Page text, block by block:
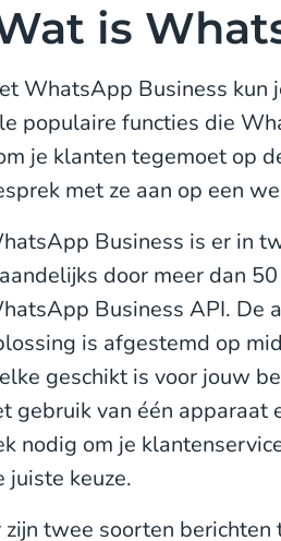
is
WhatsApp Business kun
populaire functies die
je klanten tegemoet op
met ze aan op een
Business is er in
door meer dan
Business API. De
is afgestemd op
geschikt is voor jouw
gebruik van één apparaat
nodig om je
juiste keuze.
zijn twee soorten